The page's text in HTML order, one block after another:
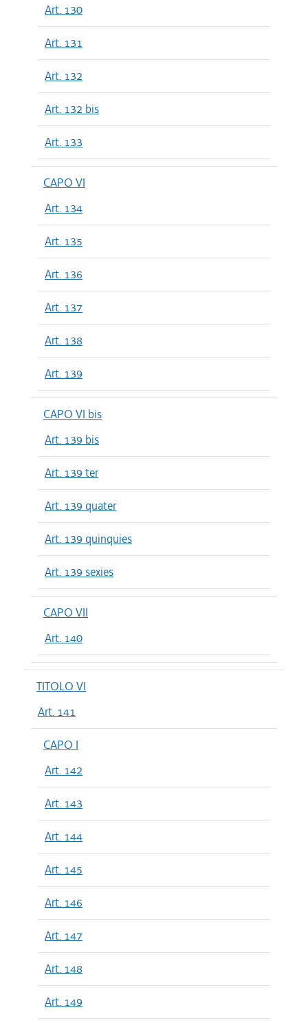
Art. 130
Art. 131
Art. 132
Art. 132 bis
Art. 133
CAPO VI
Art. 134
Art. 135
Art. 136
Art. 137
Art. 138
Art. 139
CAPO VI bis
Art. 139 bis
Art. 139 ter
Art. 139 quater
Art. 139 quinquies
Art. 139 sexies
CAPO VII
Art. 140
TITOLO VI
Art. 141
CAPO I
Art. 142
Art. 143
Art. 144
Art. 145
Art. 146
Art. 147
Art. 148
Art. 149